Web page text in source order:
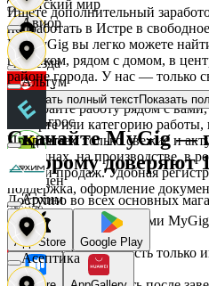
Детский мир
Звезда
Зельгрос
Зенден
Инканто
Авиор
Альтум
Аркета
Архим
Асептика
Ищете дополнительный
подработать в Истре в
На MyGig вы легко можете
графиком, рядом с домом, в
районе города. У нас — только
оплатой для мужчин и женщин,
Выбирайте работу рядом с
на карте или категорию
Предлагаем только свежие и
магазинах, на производстве, в
услуг и продаж. Удобная
поддержка, оформление
Воспользуйтесь услугами
после отклика.
А если нужна занятость только
предложения.
Показать полный текстПоказать
Скачайте MyGig —
которому доверяют
Доступно во всех основных
App Store Google Play